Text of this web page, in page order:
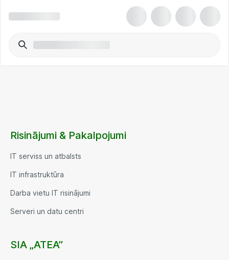
Risinājumi & Pakalpojumi
IT serviss un atbalsts
IT infrastruktūra
Darba vietu IT risinājumi
Serveri un datu centri
SIA „ATEA”